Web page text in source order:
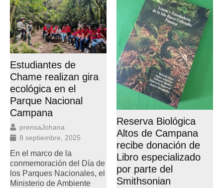
Estudiantes de
Chame realizan gira
ecológica en el
Parque Nacional
Campana
prensaJohana
8 septiembre, 2025
En el marco de la
conmemoración del Día de
los Parques Nacionales, el
Ministerio de Ambiente
Reserva Biológica
Altos de Campana
recibe donación de
Libro especializado
por parte del
Smithsonian